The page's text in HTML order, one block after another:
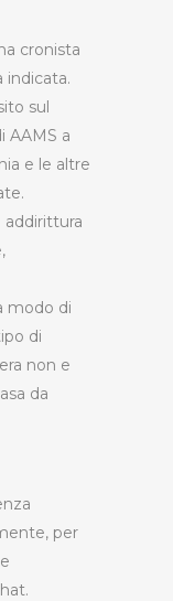
cronista
indicata.
sul
AAMS a
e le altre
modo di
di
non e
da
per